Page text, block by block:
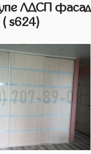
ЛДСП фасад
( s624)